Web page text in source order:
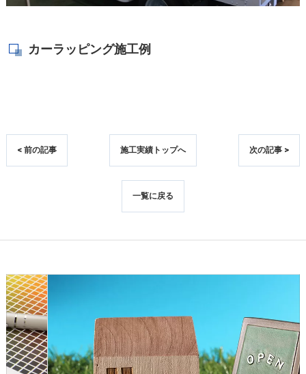
カーラッピング施工例
< 前の記事 施工実績トップへ 次の記事 >
一覧に戻る